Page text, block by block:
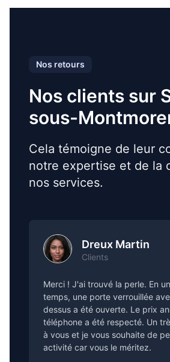
Nos retours
Nos clients sur
sous-
Cela témoigne de leur
notre expertise et de la
nos services.
Dreux Martin
Clients
Merci ! J'ai trouvé la perle. En
temps, une porte verrouillée
dessus a été ouverte. Le prix
téléphone a été respecté. Un
à vous et je vous souhaite de
activité car vous le méritez.